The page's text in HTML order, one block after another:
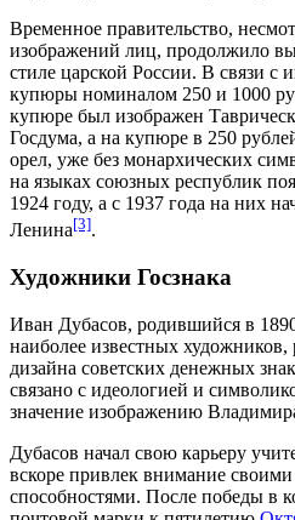
Временное правительство,
изображений лиц, продолжило
стиле царской России. В связи
купюры номиналом 250 и 1000
купюре был изображен
Госдума, а на купюре в 250
орел, уже без монархических
на языках союзных республик
1924 году, а с 1937 года на них
Ленина[3].
Художники Госзнака
Иван Дубасов, родившийся в
наиболее известных художников,
дизайна советских денежных
связано с идеологией и
значение изображению
Дубасов начал свою карьеру
вскоре привлек внимание
способностями. После победы в